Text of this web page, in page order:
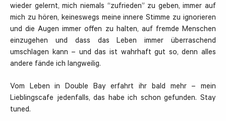
wieder gelernt, mich niemals “zufrieden” zu geben, immer auf
mich zu hören, keineswegs meine innere Stimme zu ignorieren
und die Augen immer offen zu halten, auf fremde Menschen
einzugehen und dass das Leben immer überraschend
umschlagen kann – und das ist wahrhaft gut so, denn alles
andere fände ich langweilig.
Vom Leben in Double Bay erfahrt ihr bald mehr – mein
Lieblingscafe jedenfalls, das habe ich schon gefunden. Stay
tuned.